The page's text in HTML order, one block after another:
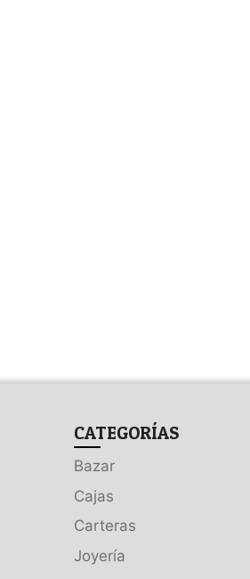
CATEGORÍAS
Bazar
Cajas
Carteras
Joyería